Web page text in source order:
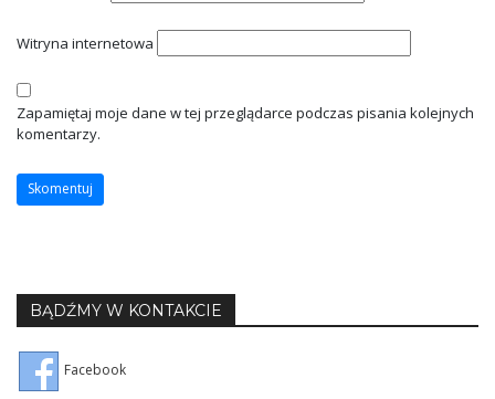
Witryna internetowa
Zapamiętaj moje dane w tej przeglądarce podczas pisania kolejnych
komentarzy.
BĄDŹMY W KONTAKCIE
Facebook